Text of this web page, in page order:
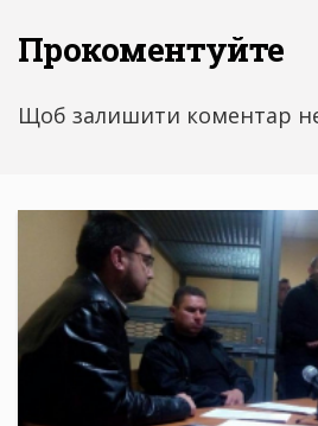
Прокоментуйте
Щоб залишити коментар